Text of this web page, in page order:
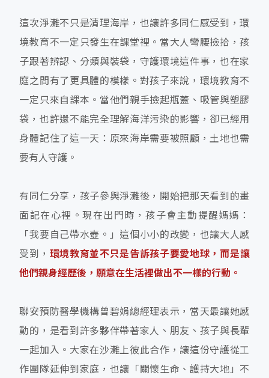
這次淨灘不只是清理海岸，也讓許多同仁感受到，環
境教育不一定只發生在課堂裡。當大人彎腰撿拾，孩
子跟著辨認、分類與裝袋，守護環境這件事，也在家
庭之間有了更具體的模樣。對孩子來說，環境教育不
一定只來自課本。當他們親手撿起瓶蓋、吸管與塑膠
袋，也許還不能完全理解海洋污染的影響，卻已經用
身體記住了這一天：原來海岸需要被照顧，土地也需
要有人守護。
有同仁分享，孩子參與淨灘後，開始把那天看到的畫
面記在心裡。現在出門時，孩子會主動提醒媽媽：
「我要自己帶水壺。」這個小小的改變，也讓大人感
受到， 環境教育並不只是告訴孩子要愛地球，而是讓
他們親身經歷後，願意在生活裡做出不一樣的行動。
聯安預防醫學機構曾碧娟總經理表示，當天最讓她感
動的，是看到許多夥伴帶著家人、朋友、孩子與長輩
一起加入。大家在沙灘上彼此合作，讓這份守護從工
作團隊延伸到家庭，也讓「關懷生命、護持大地」不